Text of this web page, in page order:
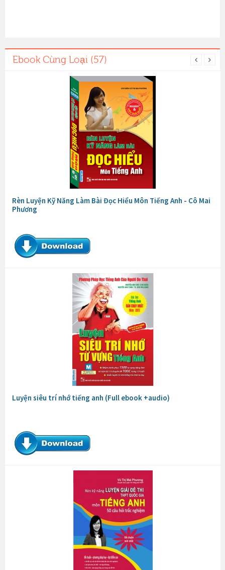
Ebook Cùng Loại (57)
Rèn Luyện Kỹ Năng Làm Bài Đọc Hiểu Môn Tiếng Anh - Cô Mai
Phương
Luyện siêu trí nhớ tiếng anh (Full ebook +audio)